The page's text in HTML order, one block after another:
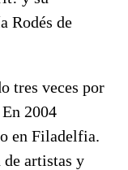
Rodés de
tres veces por
2004
en Filadelfia.
artistas y